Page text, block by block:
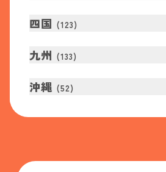
四国 (123)
九州 (133)
沖縄 (52)